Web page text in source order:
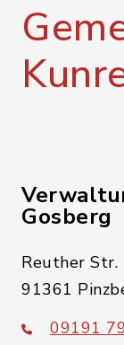
Gosberg
Reuther Str.
91361
09191